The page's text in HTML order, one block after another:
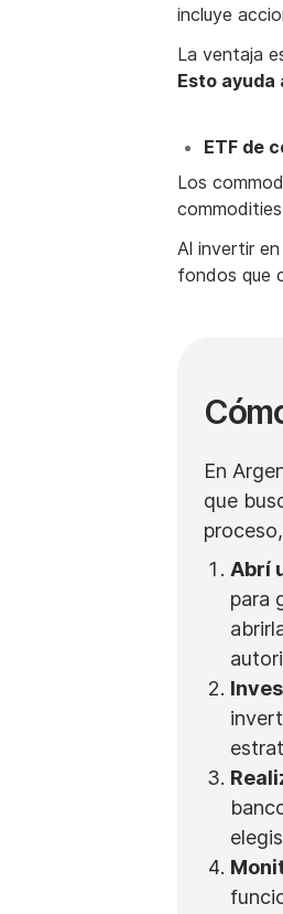
incluye
La ventaja
Esto ayuda
ETF de
Los
Al invertir
fondos que
En
que
Abrí
para